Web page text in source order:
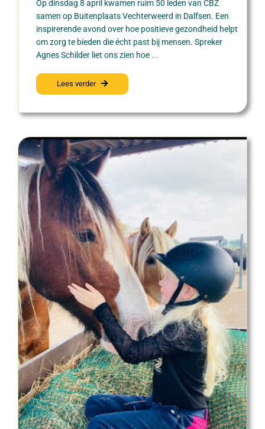
Op dinsdag 8 april kwamen ruim 50 leden van CBZ
samen op Buitenplaats Vechterweerd in Dalfsen. Een
inspirerende avond over hoe positieve gezondheid helpt
om zorg te bieden die écht past bij mensen. Spreker
Agnes Schilder liet ons zien hoe ...
Lees verder